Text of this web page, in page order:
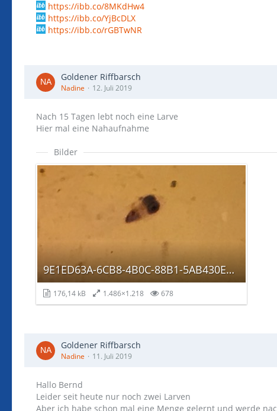
https://ibb.co/8MKdHw4
https://ibb.co/YjBcDLX
https://ibb.co/rGBTwNR
Goldener Riffbarsch
Nadine 12. Juli 2019
Nach 15 Tagen lebt noch eine Larve
Hier mal eine Nahaufnahme
Bilder
9E1ED63A-6CB8-4B0C-88B1-5AB430E3B2A0.jpeg
176,14 kB 1.486×1.218 678
Goldener Riffbarsch
Nadine 11. Juli 2019
Hallo Bernd
Leider seit heute nur noch zwei Larven
Aber ich habe schon mal eine Menge gelernt und werde